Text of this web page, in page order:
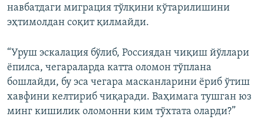
навбатдаги миграция тўлқини кўтарилишини
эҳтимолдан соқит қилмайди.
“Уруш эскалация бўлиб, Россиядан чиқиш йўллари
ёпилса, чегараларда катта оломон тўплана
бошлайди, бу эса чегара масканларини ёриб ўтиш
хавфини келтириб чиқаради. Ваҳимага тушган юз
минг кишилик оломонни ким тўхтата оларди?”